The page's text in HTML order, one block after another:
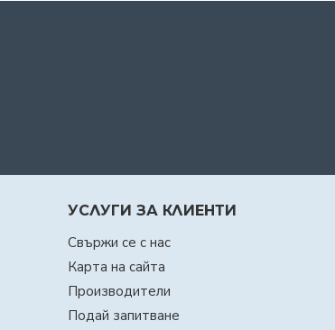
УСЛУГИ ЗА КЛИЕНТИ
Свържи се с нас
Карта на сайта
Производители
Подай запитване